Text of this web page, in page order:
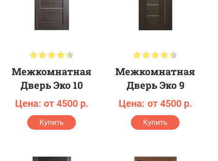
Низкая дверь
Широкие двери
Материал и вид:
Шпон Экошпон
Зеркальные
Без стекла
Нестандартные межкомнатные двери
Межкомнатная
Дверь Эко 10
Цена: от 4500 р.
Купить
Межкомнатная
Дверь Эко 9
Цена: от 4500 р.
Купить